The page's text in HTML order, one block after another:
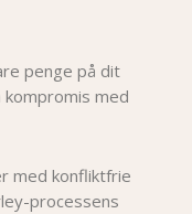
penge på dit
med
med konfliktfrie
processens